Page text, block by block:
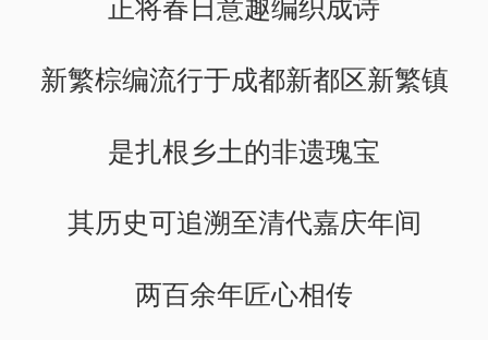
新繁棕编流行于成都新都区新繁镇
是扎根乡土的非遗瑰宝
其历史可追溯至清代嘉庆年间
两百余年匠心相传